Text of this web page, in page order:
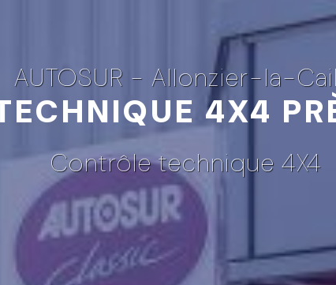
AUTOSUR - Allonzier-la-
4X4
Contrôle technique 4X4